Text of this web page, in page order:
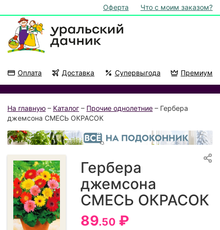
Оферта Что с моим заказом?
Оплата Доставка Супервыгода Премиум
На главную – Каталог – Прочие однолетние – Гербера
джемсона СМЕСЬ ОКРАСОК
Гербера
джемсона
СМЕСЬ ОКРАСОК
89.50 ₽